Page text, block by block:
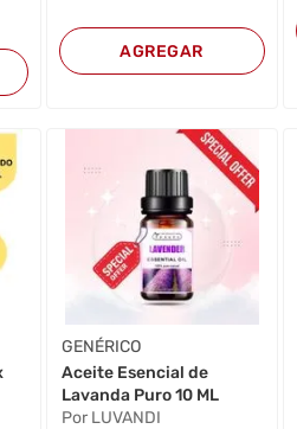
AGREGAR
GENÉRICO
Aceite Esencial de
Lavanda Puro 10 ML
Por LUVANDI